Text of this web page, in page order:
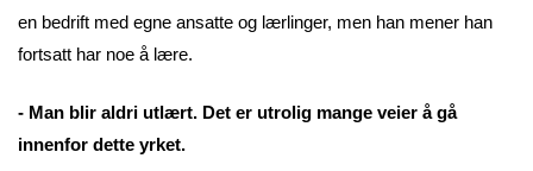
en bedrift med egne ansatte og lærlinger, men han mener han
fortsatt har noe å lære.
- Man blir aldri utlært. Det er utrolig mange veier å gå
innenfor dette yrket.